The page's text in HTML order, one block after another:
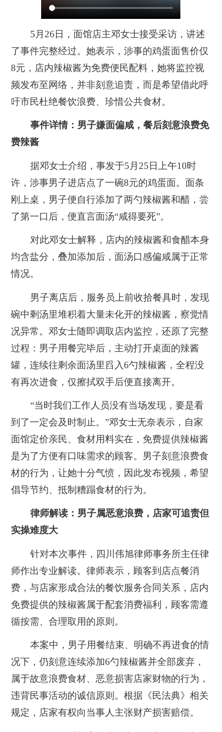
5月26日，面馆店主邓女士接受采访，讲述
了事件完整经过。她表示，涉事的鸡蛋面售价仅
8元，店内辣椒酱为免费便民配料，她将监控视
频发布至网络，并非刻意追责，而是希望借此呼
吁市民杜绝餐饮浪费、珍惜公共食材。
事件详情：男子嫌面偏咸，餐后刻意浪费免
费辣酱
据邓女士介绍，事发于5月25日上午10时
许，涉事男子进店点了一碗8元的鸡蛋面。面条
刚上桌，男子便自行添加了两勺辣椒酱和醋，尝
了第一口后，便直言面汤“咸得要死”。
对此邓女士解释，店内的辣椒酱和食醋本身
均含盐分，叠加添加后，面汤口感偏咸属于正常
情况。
男子离店后，服务员上前收拾餐具时，发现
碗中剩汤里堆积着大量未化开的辣椒酱，察觉情
况异常。邓女士随即调取店内监控，还原了完整
过程：男子用餐完毕后，主动打开桌面的辣酱
罐，连续往剩余面汤里舀入6勺辣椒酱，全程没
有再次进食，仅擦拭双手后便直接离开。
“当时我们工作人员没有当场发现，要是看
到了一定会及时制止。”邓女士无奈表示，自家
面馆定价亲民、食材用料实在，免费提供辣椒酱
是为了方便有口味需求的顾客。 男子刻意浪费食
材的行为，让她十分气愤，因此发布视频，希望
倡导节约、抵制糟蹋食材的行为。
律师解读：男子属恶意浪费，店家可追责但
实操难度大
针对本次事件，四川伟旭律师事务所主任律
师作出专业解读。律师表示，顾客到店点餐消
费，与店家形成合法的餐饮服务合同关系，店内
免费提供的辣椒酱属于配套消费福利，顾客需遵
循按需、合理取用的原则。
本案中，男子用餐结束、明确不再进食的情
况下，仍刻意连续添加6勺辣椒酱并全部废弃，
属于故意浪费食材、恶意损害店家财物的行为，
违背民事活动的诚信原则。根据《民法典》相关
规定，店家有权向当事人主张财产损害赔偿。